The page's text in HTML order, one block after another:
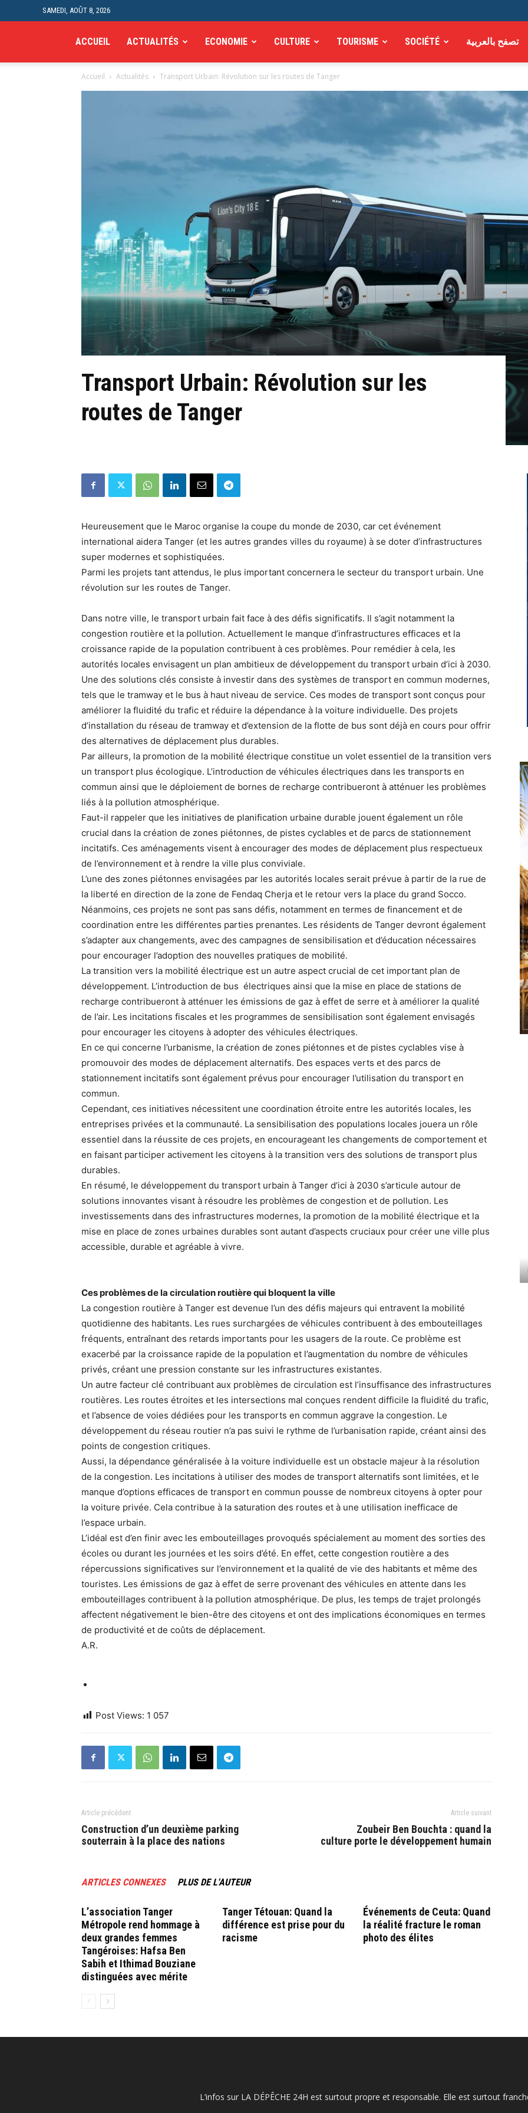
SAMEDI, AOÛT 8, 2026
ACCUEIL ACTUALITÉS ECONOMIE CULTURE TOURISME SOCIÉTÉ تصفح بالعربية
Accueil Actualités Transport Urbain: Révolution sur les routes de Tanger
Transport Urbain: Révolution sur les
routes de Tanger
Heureusement que le Maroc organise la coupe du monde de 2030, car cet événement
international aidera Tanger (et les autres grandes villes du royaume) à se doter d’infrastructures
super modernes et sophistiquées.
Parmi les projets tant attendus, le plus important concernera le secteur du transport urbain. Une
révolution sur les routes de Tanger.
Dans notre ville, le transport urbain fait face à des défis significatifs. Il s’agit notamment la
congestion routière et la pollution. Actuellement le manque d’infrastructures efficaces et la
croissance rapide de la population contribuent à ces problèmes. Pour remédier à cela, les
autorités locales envisagent un plan ambitieux de développement du transport urbain d’ici à 2030.
Une des solutions clés consiste à investir dans des systèmes de transport en commun modernes,
tels que le tramway et le bus à haut niveau de service. Ces modes de transport sont conçus pour
améliorer la fluidité du trafic et réduire la dépendance à la voiture individuelle. Des projets
d’installation du réseau de tramway et d’extension de la flotte de bus sont déjà en cours pour offrir
des alternatives de déplacement plus durables.
Par ailleurs, la promotion de la mobilité électrique constitue un volet essentiel de la transition vers
un transport plus écologique. L’introduction de véhicules électriques dans les transports en
commun ainsi que le déploiement de bornes de recharge contribueront à atténuer les problèmes
liés à la pollution atmosphérique.
Faut-il rappeler que les initiatives de planification urbaine durable jouent également un rôle
crucial dans la création de zones piétonnes, de pistes cyclables et de parcs de stationnement
incitatifs. Ces aménagements visent à encourager des modes de déplacement plus respectueux
de l’environnement et à rendre la ville plus conviviale.
L’une des zones piétonnes envisagées par les autorités locales serait prévue à partir de la rue de
la liberté en direction de la zone de Fendaq Cherja et le retour vers la place du grand Socco.
Néanmoins, ces projets ne sont pas sans défis, notamment en termes de financement et de
coordination entre les différentes parties prenantes. Les résidents de Tanger devront également
s’adapter aux changements, avec des campagnes de sensibilisation et d’éducation nécessaires
pour encourager l’adoption des nouvelles pratiques de mobilité.
La transition vers la mobilité électrique est un autre aspect crucial de cet important plan de
développement. L’introduction de bus électriques ainsi que la mise en place de stations de
recharge contribueront à atténuer les émissions de gaz à effet de serre et à améliorer la qualité
de l’air. Les incitations fiscales et les programmes de sensibilisation sont également envisagés
pour encourager les citoyens à adopter des véhicules électriques.
En ce qui concerne l’urbanisme, la création de zones piétonnes et de pistes cyclables vise à
promouvoir des modes de déplacement alternatifs. Des espaces verts et des parcs de
stationnement incitatifs sont également prévus pour encourager l’utilisation du transport en
commun.
Cependant, ces initiatives nécessitent une coordination étroite entre les autorités locales, les
entreprises privées et la communauté. La sensibilisation des populations locales jouera un rôle
essentiel dans la réussite de ces projets, en encourageant les changements de comportement et
en faisant participer activement les citoyens à la transition vers des solutions de transport plus
durables.
En résumé, le développement du transport urbain à Tanger d’ici à 2030 s’articule autour de
solutions innovantes visant à résoudre les problèmes de congestion et de pollution. Les
investissements dans des infrastructures modernes, la promotion de la mobilité électrique et la
mise en place de zones urbaines durables sont autant d’aspects cruciaux pour créer une ville plus
accessible, durable et agréable à vivre.
Ces problèmes de la circulation routière qui bloquent la ville
La congestion routière à Tanger est devenue l’un des défis majeurs qui entravent la mobilité
quotidienne des habitants. Les rues surchargées de véhicules contribuent à des embouteillages
fréquents, entraînant des retards importants pour les usagers de la route. Ce problème est
exacerbé par la croissance rapide de la population et l’augmentation du nombre de véhicules
privés, créant une pression constante sur les infrastructures existantes.
Un autre facteur clé contribuant aux problèmes de circulation est l’insuffisance des infrastructures
routières. Les routes étroites et les intersections mal conçues rendent difficile la fluidité du trafic,
et l’absence de voies dédiées pour les transports en commun aggrave la congestion. Le
développement du réseau routier n’a pas suivi le rythme de l’urbanisation rapide, créant ainsi des
points de congestion critiques.
Aussi, la dépendance généralisée à la voiture individuelle est un obstacle majeur à la résolution
de la congestion. Les incitations à utiliser des modes de transport alternatifs sont limitées, et le
manque d’options efficaces de transport en commun pousse de nombreux citoyens à opter pour
la voiture privée. Cela contribue à la saturation des routes et à une utilisation inefficace de
l’espace urbain.
L’idéal est d’en finir avec les embouteillages provoqués spécialement au moment des sorties des
écoles ou durant les journées et les soirs d’été. En effet, cette congestion routière a des
répercussions significatives sur l’environnement et la qualité de vie des habitants et même des
touristes. Les émissions de gaz à effet de serre provenant des véhicules en attente dans les
embouteillages contribuent à la pollution atmosphérique. De plus, les temps de trajet prolongés
affectent négativement le bien-être des citoyens et ont des implications économiques en termes
de productivité et de coûts de déplacement.
A.R.
Post Views: 1 057
Article précédent
Construction d’un deuxième parking
souterrain à la place des nations
Article suivant
Zoubeir Ben Bouchta : quand la
culture porte le développement humain
ARTICLES CONNEXES PLUS DE L'AUTEUR
L’association Tanger
Métropole rend hommage à
deux grandes femmes
Tangéroises: Hafsa Ben
Sabih et Ithimad Bouziane
distinguées avec mérite
Tanger Tétouan: Quand la
différence est prise pour du
racisme
Événements de Ceuta: Quand
la réalité fracture le roman
photo des élites
L’infos sur LA DÉPÊCHE 24H est surtout propre et responsable. Elle est surtout